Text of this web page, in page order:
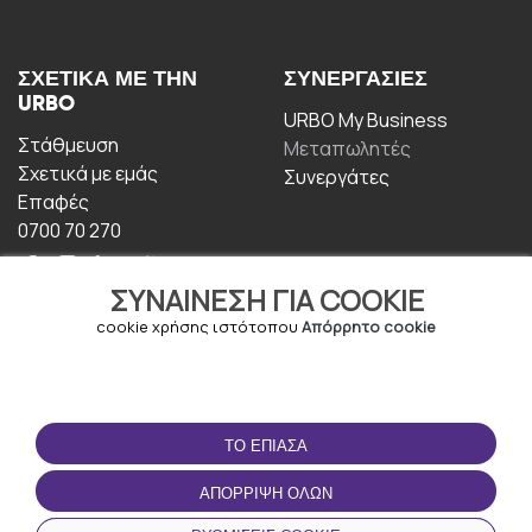
ΣΥΝΑΊΝΕΣΗ ΓΙΑ COOKIE
cookie χρήσης ιστότοπου Απόρρητο cookie
ΤΟ ΈΠΙΑΣΑ
ΑΠΌΡΡΙΨΗ ΌΛΩΝ
ΣΧΕΤΙΚΆ ΜΕ ΤΗΝ
URBO
Στάθμευση
Σχετικά με εμάς
Επαφές
0700 70 270
ΣΥΝΕΡΓΑΣΊΕΣ
URBO My Business
Μεταπωλητές
Συνεργάτες
ΟΡΟΙ ΧΡΉΣΗΣ
Οροι και Προϋποθέσεις
Πολιτική απορρήτου
ΚΑΤΕΒΆΣΤΕ ΤΗΝ
ΕΦΑΡΜΟΓΉ